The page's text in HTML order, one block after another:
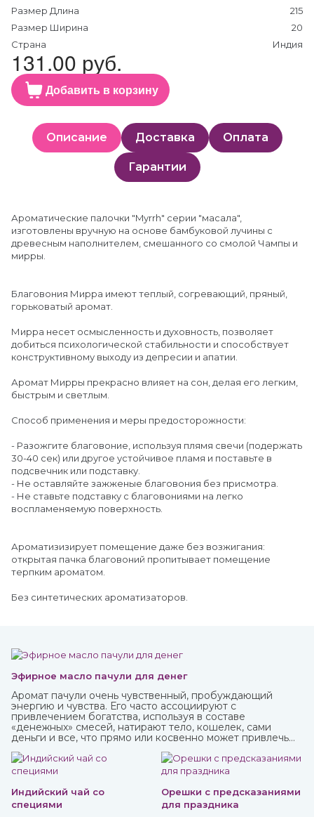
Размер Длина
215
Размер Ширина
20
Страна
Индия
131.00 руб.
Добавить в корзину
Описание Доставка Оплата
Гарантии
Ароматические палочки "Myrrh" серии "масала",
изготовлены вручную на основе бамбуковой лучины с
древесным наполнителем, смешанного со смолой Чампы и
мирры.
Благовония Мирра имеют теплый, согревающий, пряный,
горьковатый аромат.
Мирра несет осмысленность и духовность, позволяет
добиться психологической стабильности и способствует
конструктивному выходу из депресии и апатии.
Аромат Мирры прекрасно влияет на сон, делая его легким,
быстрым и светлым.
Способ применения и меры предосторожности:
- Разожгите благовоние, используя плямя свечи (подержать
30-40 сек) или другое устойчивое пламя и поставьте в
подсвечник или подставку.
- Не оставляйте зажженые благовония без присмотра.
- Не ставьте подставку с благовониями на легко
воспламеняемую поверхность.
Ароматизизирует помещение даже без возжигания:
открытая пачка благовоний пропитывает помещение
терпким ароматом.
Без синтетических ароматизаторов.
Эфирное масло пачули для денег
Аромат пачули очень чувственный, пробуждающий
энергию и чувства. Его часто ассоциируют с
привлечением богатства, используя в составе
«денежных» смесей, натирают тело, кошелек, сами
деньги и все, что прямо или косвенно может привлечь
Индийский чай со
специями
Орешки с предсказаниями
для праздника